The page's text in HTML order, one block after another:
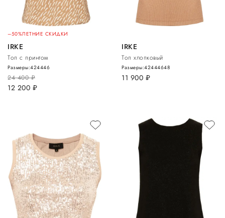
–50%ЛЕТНИЕ СКИДКИ
IRKE
Топ с принтом
24 400руб.
12 200 руб.
Размеры:424446
IRKE
Топ хлопковый
11 900 руб.
Размеры:42444648